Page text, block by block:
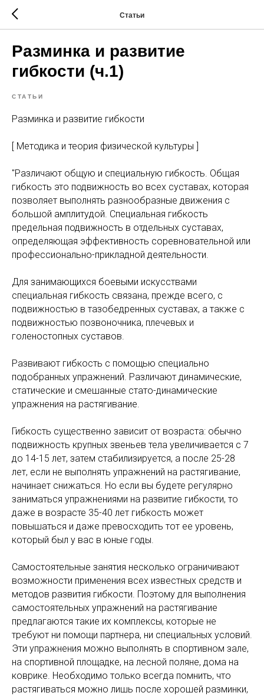
Статьи
Разминка и развитие
гибкости (ч.1)
СТАТЬИ
Разминка и развитие гибкости
[ Методика и теория физической культуры ]
"Различают общую и специальную гибкость. Общая
гибкость это подвижность во всех суставах, которая
позволяет выполнять разнообразные движения с
большой амплитудой. Специальная гибкость
предельная подвижность в отдельных суставах,
определяющая эффективность соревновательной или
профессионально-прикладной деятельности.
Для занимающихся боевыми искусствами
специальная гибкость связана, прежде всего, с
подвижностью в тазобедренных суставах, а также с
подвижностью позвоночника, плечевых и
голеностопных суставов.
Развивают гибкость с помощью специально
подобранных упражнений. Различают динамические,
статические и смешанные стато-динамические
упражнения на растягивание.
Гибкость существенно зависит от возраста: обычно
подвижность крупных звеньев тела увеличивается с 7
до 14-15 лет, затем стабилизируется, а после 25-28
лет, если не выполнять упражнений на растягивание,
начинает снижаться. Но если вы будете регулярно
заниматься упражнениями на развитие гибкости, то
даже в возрасте 35-40 лет гибкость может
повышаться и даже превосходить тот ее уровень,
который был у вас в юные годы.
Самостоятельные занятия несколько ограничивают
возможности применения всех известных средств и
методов развития гибкости. Поэтому для выполнения
самостоятельных упражнений на растягивание
предлагаются такие их комплексы, которые не
требуют ни помощи партнера, ни специальных условий.
Эти упражнения можно выполнять в спортивном зале,
на спортивной площадке, на лесной поляне, дома на
коврике. Необходимо только всегда помнить, что
растягиваться можно лишь после хорошей разминки,